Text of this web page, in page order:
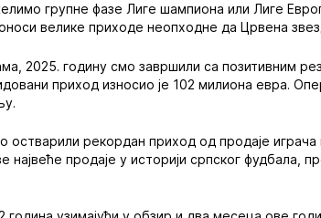
групне фазе Лиге шампиона или Лиге
велике приходе неопходне да Црвена
2025. годину смо завршили са позитивним
приход износио је 102 милиона евра.
остварили рекордан приход од продаје
највеће продаје у историји српског фудбала,